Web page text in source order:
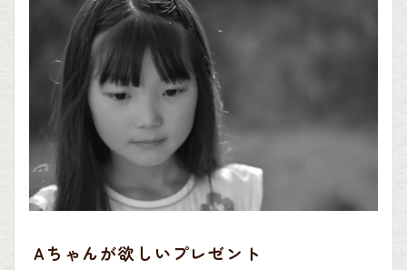
Aちゃんが欲しいプレゼント